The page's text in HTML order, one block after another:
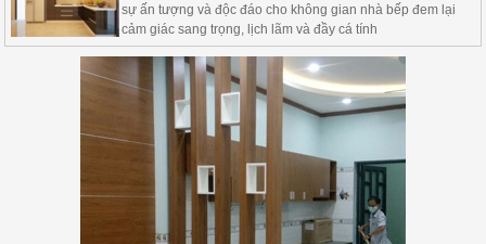
sự ấn tượng và độc đáo cho không gian nhà bếp đem lại
cảm giác sang trọng, lịch lãm và đầy cá tính